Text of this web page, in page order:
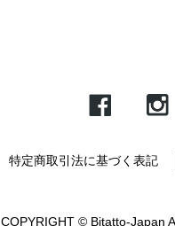
特定商取引法に基づく表記
COPYRIGHT © Bitatto-Japan